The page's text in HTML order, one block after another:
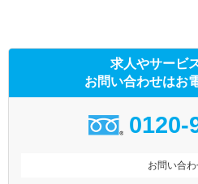
求人やサービ
お問い合わせはお
0120-
お問い合わ